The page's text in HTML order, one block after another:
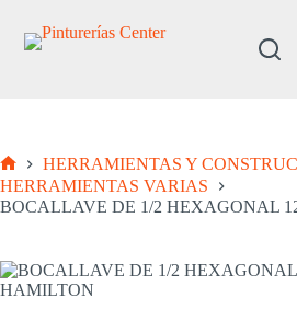
contenido
Inicio
HERRAMIENTAS Y
HERRAMIENTAS VARIAS
BOCALLAVE DE 1/2 HEXAGONAL